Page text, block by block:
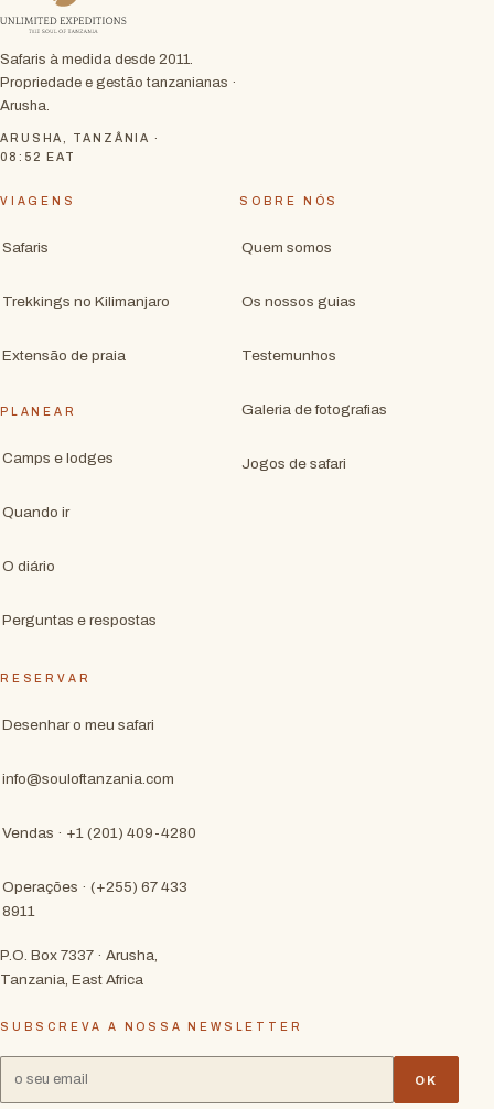
Safaris à medida desde 2011.
Propriedade e gestão tanzanianas ·
Arusha.
ARUSHA, TANZÂNIA ·
08:52
EAT
VIAGENS
Safaris
Trekkings no Kilimanjaro
Extensão de praia
PLANEAR
Camps e lodges
Quando ir
O diário
Perguntas e respostas
SOBRE NÓS
Quem somos
Os nossos guias
Testemunhos
Galeria de fotografias
Jogos de safari
RESERVAR
Desenhar o meu safari
info@souloftanzania.com
Vendas · +1 (201) 409-4280
Operações · (+255) 67 433
8911
P.O. Box 7337 · Arusha,
Tanzania, East Africa
SUBSCREVA A NOSSA NEWSLETTER
OK